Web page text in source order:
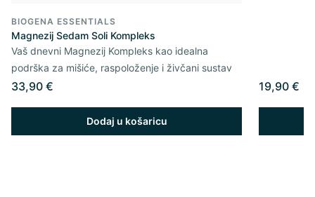
BIOGENA ESSENTIALS
Magnezij Sedam Soli Kompleks
Vaš dnevni Magnezij Kompleks kao idealna
podrška za mišiće, raspoloženje i živčani sustav
33,90 €
Dodaj u košaricu
19,90 €